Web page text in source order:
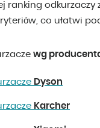
ranking
co ułatwi
wg
Dyson
Karcher